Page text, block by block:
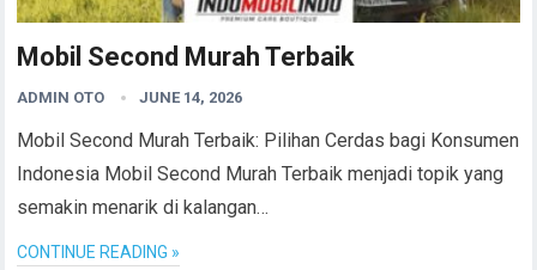
Mobil Second Murah Terbaik
ADMIN OTO JUNE 14, 2026
Mobil Second Murah Terbaik: Pilihan Cerdas bagi Konsumen
Indonesia Mobil Second Murah Terbaik menjadi topik yang
semakin menarik di kalangan…
CONTINUE READING »